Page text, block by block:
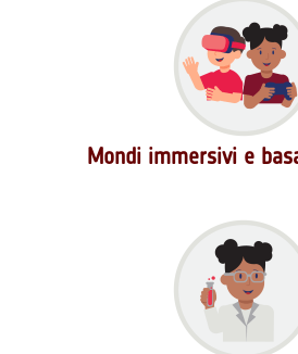
Mondi immersivi e